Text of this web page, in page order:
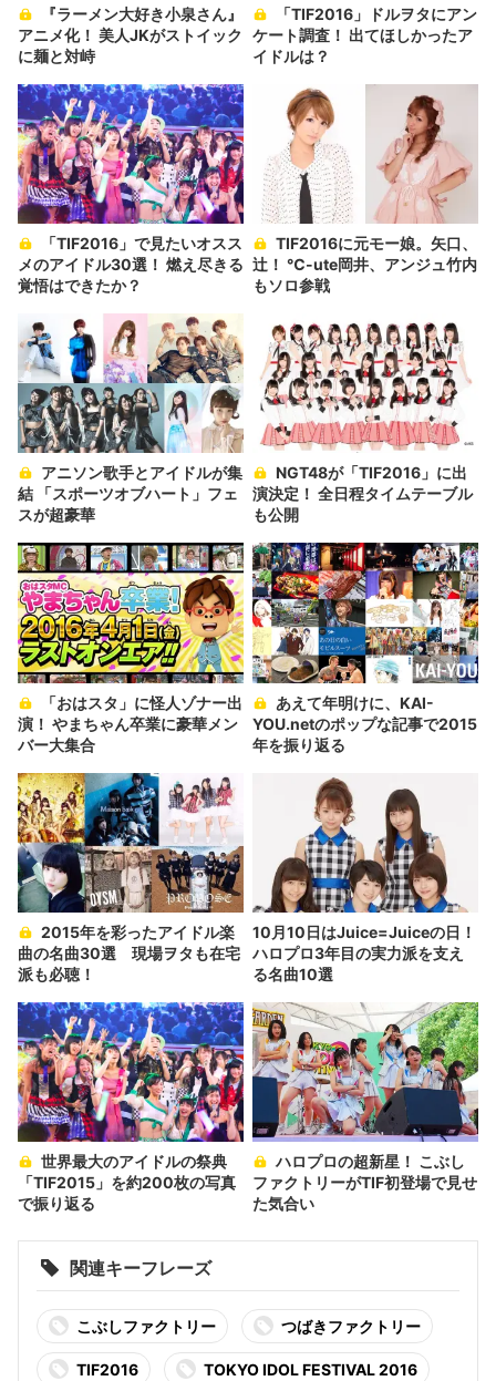
アニメ化！ 美人JKがストイック
に麺と対峙
ケート調査！ 出てほしかったア
イドルは？
メのアイドル30選！ 燃え尽きる
覚悟はできたか？
辻！ ℃-ute岡井、アンジュ竹内
もソロ参戦
結 「スポーツオブハート」フェ
スが超豪華
演決定！ 全日程タイムテーブル
も公開
演！ やまちゃん卒業に豪華メン
バー大集合
YOU.netのポップな記事で2015
年を振り返る
曲の名曲30選 現場ヲタも在宅
派も必聴！
10月10日はJuice=Juiceの日！
ハロプロ3年目の実力派を支え
る名曲10選
「TIF2015」を約200枚の写真
で振り返る
ハロプロの超新星！ こぶし
ファクトリーがTIF初登場で見せ
た気合い
関連キーフレーズ
こぶしファクトリー つばきファクトリー
TIF2016 TOKYO IDOL FESTIVAL 2016